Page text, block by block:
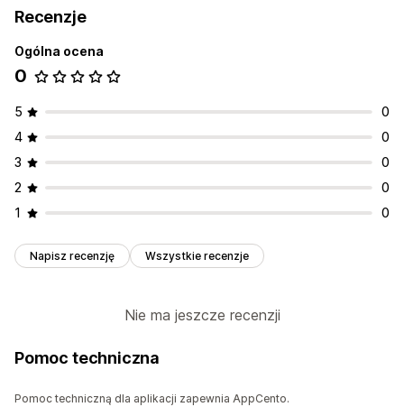
Analizy konkurencji
Recenzje
Ogólna ocena
0
5
0
4
0
3
0
2
0
1
0
Napisz recenzję Wszystkie recenzje
Nie ma jeszcze recenzji
Pomoc techniczna
Pomoc techniczną dla aplikacji zapewnia AppCento.